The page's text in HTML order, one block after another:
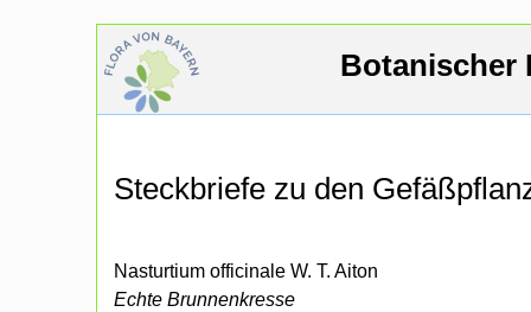
Botanischer
Steckbriefe zu den
Nasturtium officinale W. T. Aiton
Echte Brunnenkresse